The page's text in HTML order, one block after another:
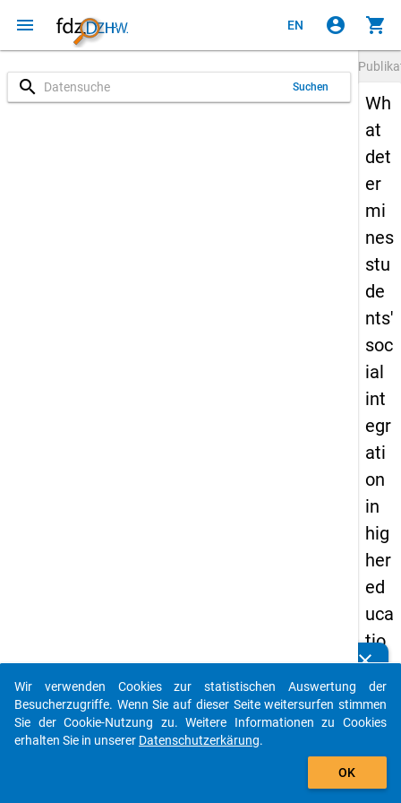
menu EN account_circle shopping_cart
search Suchen
Wh
at
det
er
mi
nes
stu
de
nts'
soc
ial
int
egr
ati
on
in
hig
her
ed
uca
tio
n?
Details
Ardita;
clear
Kennen Sie Publikationen, die auf Basis unserer
Datenpakete entstanden sind? Dann teilen Sie uns diese
bitte mit...
auto_stories
Wir verwenden Cookies zur statistischen Auswertung der
Besucherzugriffe. Wenn Sie auf dieser Seite weitersurfen stimmen
Sie der Cookie-Nutzung zu. Weitere Informationen zu Cookies
erhalten Sie in unserer Datenschutzerkärung.
OK